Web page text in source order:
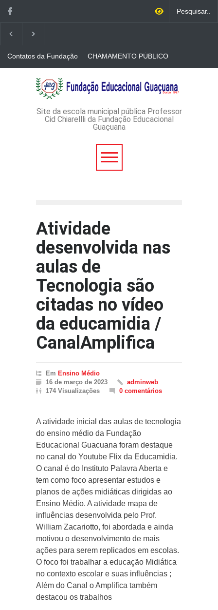
Contatos da Fundação
CHAMAMENTO PÚBLICO
CREDENCIAMENTO DE
IMPRESSOS
AVISO DE DISPENSA DE
LICITAÇÃO - DISPENSA DE
LICITAÇÃO Nº 53/2026-
ADMINISTRATIVO Nº
Site da escola municipal pública Professor
Cid Chiarellli da Fundação Educacional
Guaçuana
Atividade
desenvolvida nas
aulas de
Tecnologia são
citadas no vídeo
da educamidia /
CanalAmplifica
Em Ensino Médio
16 de março de 2023
adminweb
174 Visualizações
0 comentários
A atividade inicial das aulas de tecnologia
do ensino médio da Fundação
Educacional Guacuana foram destaque
no canal do Youtube Flix da Educamidia.
O canal é do Instituto Palavra Aberta e
tem como foco apresentar estudos e
planos de ações midiáticas dirigidas ao
Ensino Médio. A atividade mapa de
influências desenvolvida pelo Prof.
William Zacariotto, foi abordada e ainda
motivou o desenvolvimento de mais
ações para serem replicados em escolas.
O foco foi trabalhar a educação Midiática
no contexto escolar e suas influências ;
Além do Canal o Amplifica também
destacou os trabalhos